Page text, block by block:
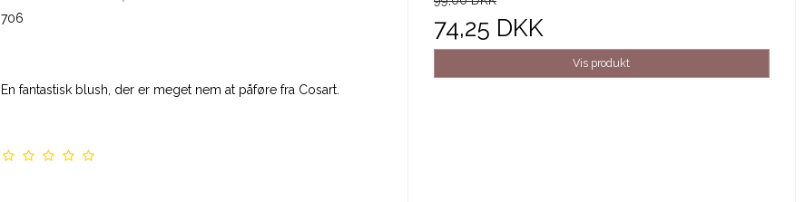
706
En fantastisk blush, der er meget nem at påføre fra Cosart.
74,25 DKK
Vis produkt